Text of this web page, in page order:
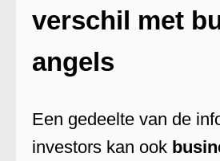
verschil met
angels
Een gedeelte van de
investors kan ook